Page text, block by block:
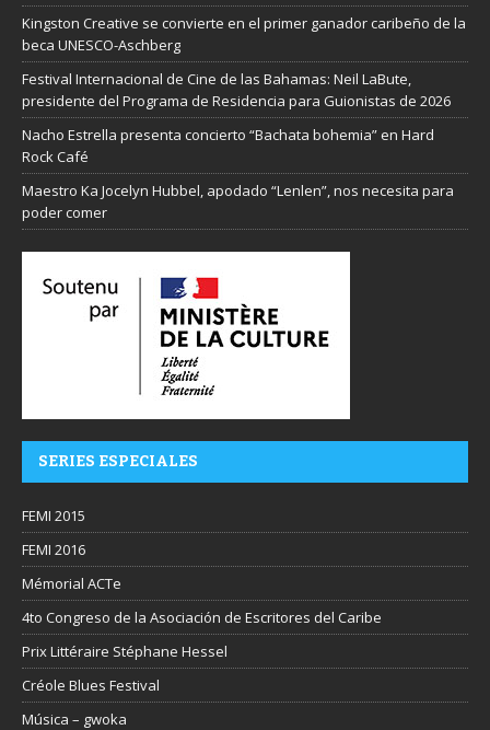
Kingston Creative se convierte en el primer ganador caribeño de la
beca UNESCO-Aschberg
Festival Internacional de Cine de las Bahamas: Neil LaBute,
presidente del Programa de Residencia para Guionistas de 2026
Nacho Estrella presenta concierto “Bachata bohemia” en Hard
Rock Café
Maestro Ka Jocelyn Hubbel, apodado “Lenlen”, nos necesita para
poder comer
SERIES ESPECIALES
FEMI 2015
FEMI 2016
Mémorial ACTe
4to Congreso de la Asociación de Escritores del Caribe
Prix Littéraire Stéphane Hessel
Créole Blues Festival
Música – gwoka